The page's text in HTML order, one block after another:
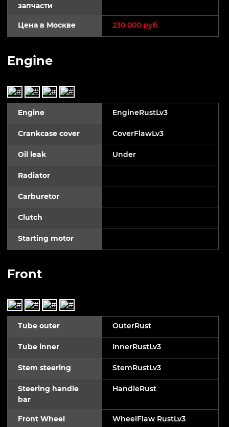
запчасти
Цена в Москве 230 000 руб.
Engine
Engine EngineRustLv3
Crankcase cover CoverFlawLv3
Oil leak Under
Radiator
Carburetor
Clutch
Starting motor
Front
Tube outer OuterRust
Tube inner InnerRustLv3
Stem steering StemRustLv3
Steering handle
bar
HandleRust
Front Wheel WheelFlaw RustLv3